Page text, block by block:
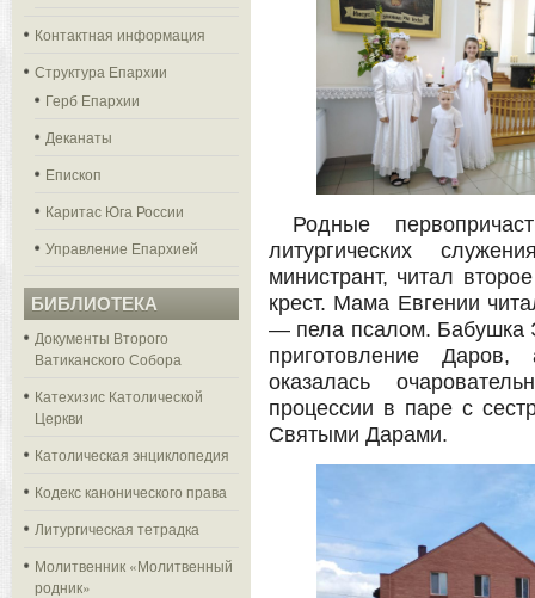
Контактная информация
Структура Епархии
Герб Епархии
Деканаты
Епископ
Каритас Юга России
Управление Епархией
БИБЛИОТЕКА
Документы Второго
Ватиканского Собора
Катехизис Католической
Церкви
Католическая энциклопедия
Кодекс канонического права
Литургическая тетрадка
Молитвенник «Молитвенный
родник»
Родные
литургических
министрант, читал
крест. Мама Евгении
— пела псалом. Бабушка
приготовление
оказалась
процессии в паре с
Святыми Дарами.